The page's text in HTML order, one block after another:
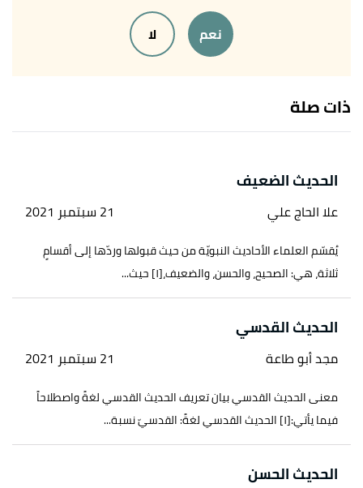
رواه البخاري، في صحيح البخاري، عن أبي بكر الصديق،
نعم لا
ذات صلة
الحديث الضعيف
علا الحاج علي 21 سبتمبر 2021
يُقسّم العلماء الأحاديث النبويّة من حيث قبولها وردّها إلى أقسامٍ
ثلاثة، هي: الصحيح، والحسن، والضعيف،[١] حيث...
الحديث القدسي
مجد أبو طاعة 21 سبتمبر 2021
معنى الحديث القدسي بيان تعريف الحديث القدسي لغةً واصطلاحاً
فيما يأتي:[١] الحديث القدسي لغةً: القدسيّ نسبة...
الحديث الحسن